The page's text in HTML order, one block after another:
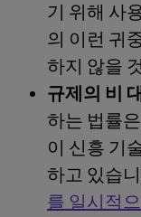
기 위해 사
의 이런 귀
하지 않을
규제의 비
하는 법률
이 신흥 기
하고 있습
를 일시적